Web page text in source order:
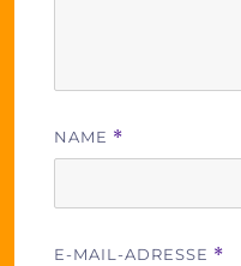
NAME *
E-MAIL-ADRESSE *